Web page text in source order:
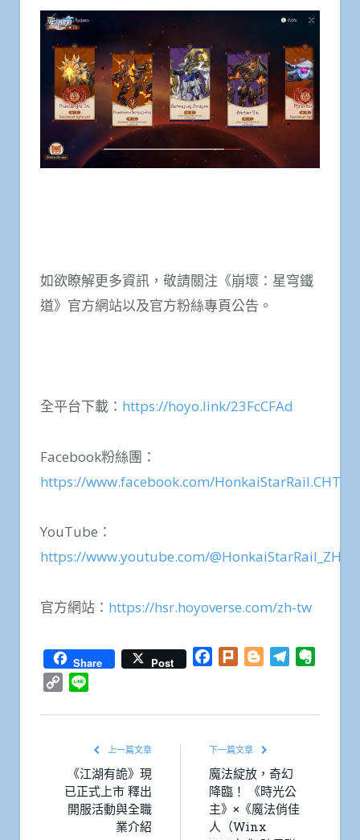
如欲瞭解更多資訊，敬請關注《崩壞：星穹鐵
道》官方網站以及官方粉絲專頁公告。
全平台下載： https://hoyo.link/23FcCFAd
Facebook粉絲團：
https://www.facebook.com/HonkaiStarRail.CHT
YouTube：
https://www.youtube.com/@HonkaiStarRail_ZH
官方網站： https://hsr.hoyoverse.com/zh-tw
Share Post Facebook
Plurk BloggerTelegram
Copy
上一篇文章
《江湖有詭》現
已正式上市 釋出
開服活動與全職
業介紹
下一篇文章
魔法綻放，奇幻
降臨！ 《時光公
主》×《魔法俏佳
人（Winx